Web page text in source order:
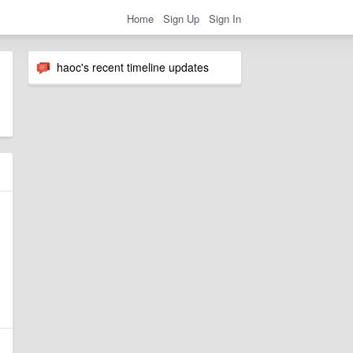
Home Sign Up Sign In
haoc's recent timeline updates